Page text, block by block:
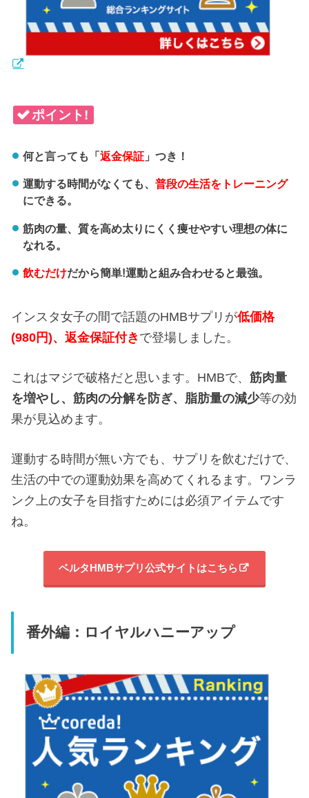
ポイント!
何と言っても「返金保証」つき！
運動する時間がなくても、 普段の生活をトレーニング
にできる。
筋肉の量、質を高め太りにくく痩せやすい理想の体に
なれる。
飲むだけだから簡単!運動と組み合わせると最強。
インスタ女子の間で話題のHMBサプリが低価格
(980円)、返金保証付き で登場しました。
これはマジで破格だと思います。HMBで、筋肉量
を増やし、筋肉の分解を防ぎ、 脂肪量の減少等の効
果が見込めます。
運動する時間が無い方でも、サプリを飲むだけで、
生活の中での運動効果を高めてくれるます。ワンラ
ンク上の女子を目指すためには必須アイテムです
ね。
ベルタHMBサプリ公式サイトはこちら
番外編：ロイヤルハニーアップ